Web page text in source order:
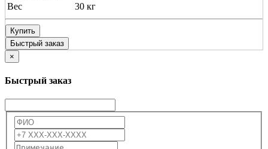
Вес
30 кг
Купить
Быстрый заказ
×
Быстрый заказ